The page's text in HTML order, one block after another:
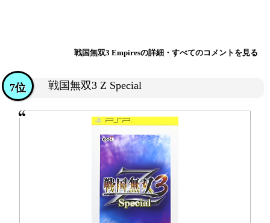
戦国無双3 Empiresの詳細・すべてのコメントを見る
戦国無双3 Z Special
7位